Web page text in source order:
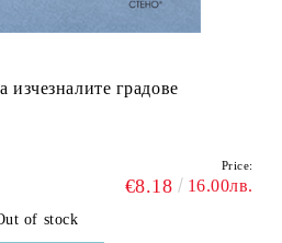
изчезналите градове
Price:
€8.18 16.00лв.
of stock